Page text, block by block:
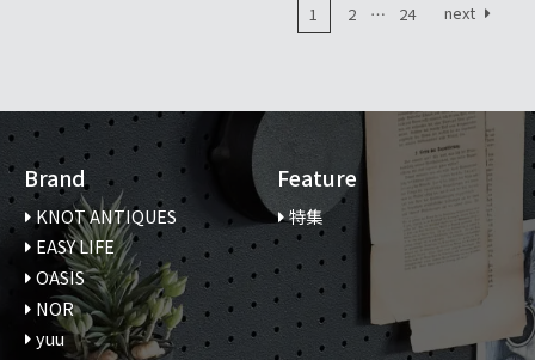
Page
1 2 … Page
24 next
Brand
KNOT ANTIQUES
EASY LIFE
OASIS
NOR
yuu
Feature
特集